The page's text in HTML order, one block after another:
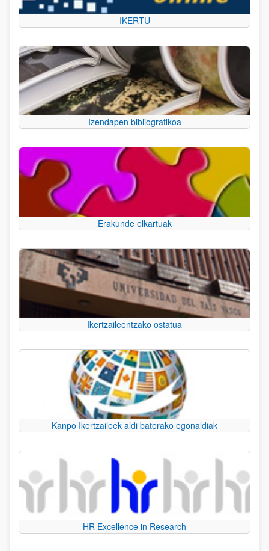
IKERTU
Izendapen bibliografikoa
Erakunde elkartuak
Ikertzaileentzako ostatua
Kanpo Ikertzaileek aldi baterako egonaldiak
HR Excellence in Research